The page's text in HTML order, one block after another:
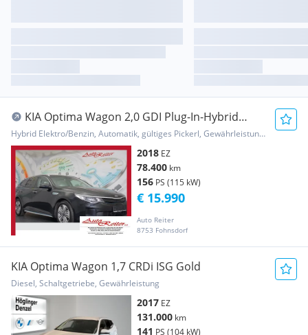
KIA Optima Wagon 2,0 GDI Plug-In-Hybrid
Platin *ABS...
Hybrid Elektro/Benzin, Automatik, gültiges Pickerl, Gewährleistung, Garantie
2018 EZ
78.400 km
156 PS (115 kW)
Auto Reiter
8753 Fohnsdorf
€ 15.990
KIA Optima Wagon 1,7 CRDi ISG Gold
Diesel, Schaltgetriebe, Gewährleistung
2017 EZ
131.000 km
141 PS (104 kW)